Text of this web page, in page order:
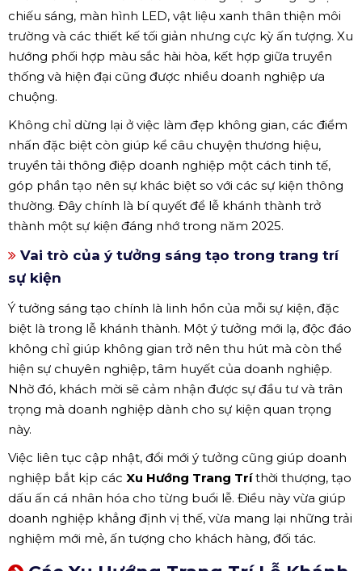
chiếu sáng, màn hình LED, vật liệu xanh thân thiện môi
trường và các thiết kế tối giản nhưng cực kỳ ấn tượng. Xu
hướng phối hợp màu sắc hài hòa, kết hợp giữa truyền
thống và hiện đại cũng được nhiều doanh nghiệp ưa
chuộng.
Không chỉ dừng lại ở việc làm đẹp không gian, các điểm
nhấn đặc biệt còn giúp kể câu chuyện thương hiệu,
truyền tải thông điệp doanh nghiệp một cách tinh tế,
góp phần tạo nên sự khác biệt so với các sự kiện thông
thường. Đây chính là bí quyết để lễ khánh thành trở
thành một sự kiện đáng nhớ trong năm 2025.
Vai trò của ý tưởng sáng tạo trong trang trí
sự kiện
Ý tưởng sáng tạo chính là linh hồn của mỗi sự kiện, đặc
biệt là trong lễ khánh thành. Một ý tưởng mới lạ, độc đáo
không chỉ giúp không gian trở nên thu hút mà còn thể
hiện sự chuyên nghiệp, tâm huyết của doanh nghiệp.
Nhờ đó, khách mời sẽ cảm nhận được sự đầu tư và trân
trọng mà doanh nghiệp dành cho sự kiện quan trọng
này.
Việc liên tục cập nhật, đổi mới ý tưởng cũng giúp doanh
nghiệp bắt kịp các Xu Hướng Trang Tríthời thượng, tạo
dấu ấn cá nhân hóa cho từng buổi lễ. Điều này vừa giúp
doanh nghiệp khẳng định vị thế, vừa mang lại những trải
nghiệm mới mẻ, ấn tượng cho khách hàng, đối tác.